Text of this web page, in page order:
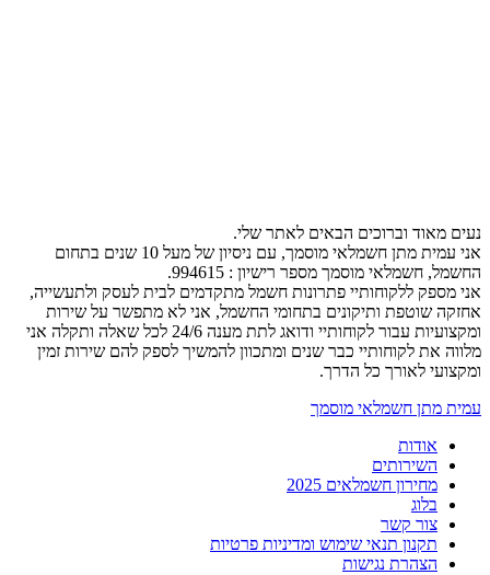
נעים מאוד וברוכים הבאים לאתר שלי.
אני עמית מתן חשמלאי מוסמך, עם ניסיון של מעל 10 שנים בתחום
החשמל, חשמלאי מוסמך מספר רישיון : 994615.
אני מספק ללקוחותיי פתרונות חשמל מתקדמים לבית לעסק ולתעשייה,
אחזקה שוטפת ותיקונים בתחומי החשמל, אני לא מתפשר על שירות
ומקצועיות עבור לקוחותיי ודואג לתת מענה 24/6 לכל שאלה ותקלה אני
מלווה את לקוחותיי כבר שנים ומתכוון להמשיך לספק להם שירות זמין
ומקצועי לאורך כל הדרך.
עמית מתן חשמלאי מוסמך
אודות
השירותים
מחירון חשמלאים 2025
בלוג
צור קשר
תקנון תנאי שימוש ומדיניות פרטיות
הצהרת נגישות